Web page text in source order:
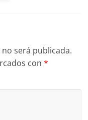
será publicada.
con*